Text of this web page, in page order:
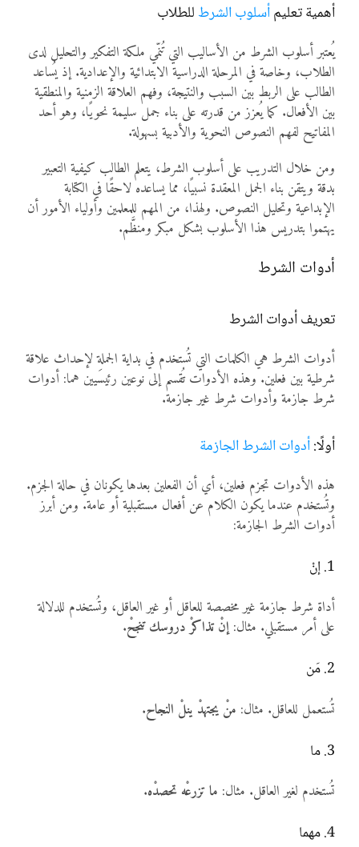
أهمية تعليمأسلوب الشرطللطلاب
يُعتبر أسلوب الشرط من الأساليب التي تُنمّي ملكة التفكير والتحليل لدى
الطلاب، وخاصة في المرحلة الدراسية الابتدائية والإعدادية. إذ يُساعد
الطالب على الربط بين السبب والنتيجة، وفهم العلاقة الزمنية والمنطقية
بين الأفعال. كما يُعزز من قدرته على بناء جمل سليمة نحويًا، وهو أحد
المفاتيح لفهم النصوص النحوية والأدبية بسهولة.
ومن خلال التدريب على أسلوب الشرط، يتعلم الطالب كيفية التعبير
بدقة ويتقن بناء الجمل المعقدة نسبيًا، مما يساعده لاحقًا في الكتابة
الإبداعية وتحليل النصوص. ولهذا، من المهم للمعلمين وأولياء الأمور أن
يهتموا بتدريس هذا الأسلوب بشكل مبكر ومنظَّم.
أدوات الشرط
تعريف أدوات الشرط
أدوات الشرط هي الكلمات التي تُستخدم في بداية الجملة لإحداث علاقة
شرطية بين فعلين. وهذه الأدوات تُقسم إلى نوعين رئيسَيين هما: أدوات
شرط جازمة وأدوات شرط غير جازمة.
أولًا:أدوات الشرط الجازمة
هذه الأدوات تجزم فعلين، أي أن الفعلين بعدها يكونان في حالة الجزم.
وتُستخدم عندما يكون الكلام عن أفعال مستقبلية أو عامة. ومن أبرز
أدوات الشرط الجازمة:
1. إنْ
أداة شرط جازمة غير مخصصة للعاقل أو غير العاقل، وتُستخدم للدلالة
على أمر مستقبلي. مثال:إنْ تذاكرْ دروسك تنجحْ.
2. مَن
تُستعمل للعاقل. مثال: منْ يجتهدْ ينلْ النجاح.
3. ما
تُستخدم لغير العاقل. مثال: ما تزرعْه تحصدْه.
4. مهما